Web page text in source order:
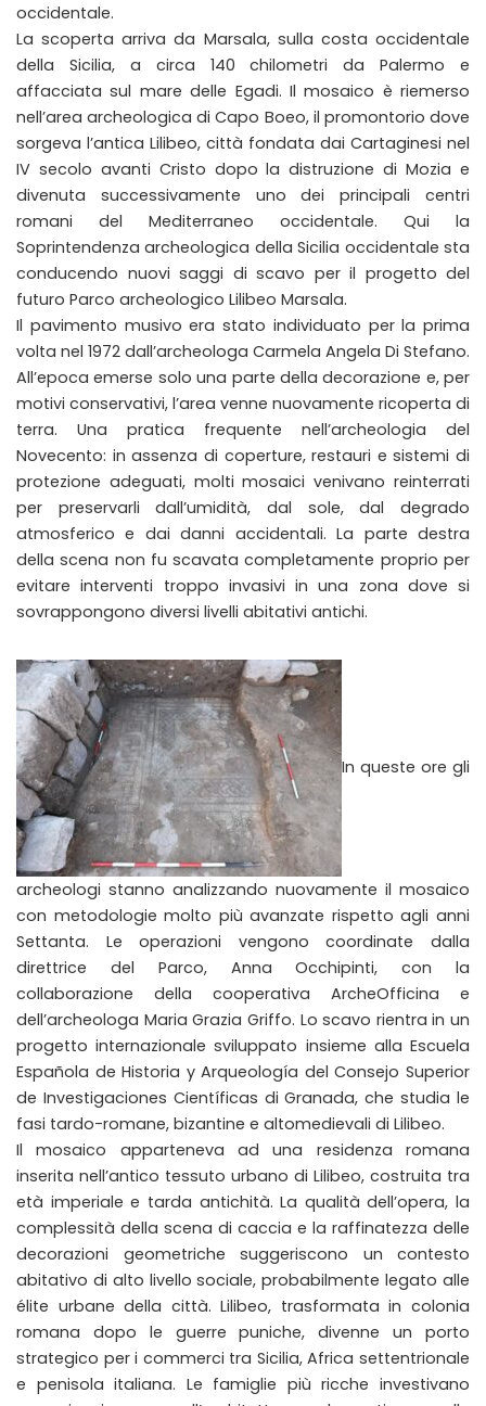
occidentale.
La scoperta arriva da Marsala, sulla costa occidentale
della Sicilia, a circa 140 chilometri da Palermo e
affacciata sul mare delle Egadi. Il mosaico è riemerso
nell’area archeologica di Capo Boeo, il promontorio dove
sorgeva l’antica Lilibeo, città fondata dai Cartaginesi nel
IV secolo avanti Cristo dopo la distruzione di Mozia e
divenuta successivamente uno dei principali centri
romani del Mediterraneo occidentale. Qui la
Soprintendenza archeologica della Sicilia occidentale sta
conducendo nuovi saggi di scavo per il progetto del
futuro Parco archeologico Lilibeo Marsala.
Il pavimento musivo era stato individuato per la prima
volta nel 1972 dall’archeologa Carmela Angela Di Stefano.
All’epoca emerse solo una parte della decorazione e, per
motivi conservativi, l’area venne nuovamente ricoperta di
terra. Una pratica frequente nell’archeologia del
Novecento: in assenza di coperture, restauri e sistemi di
protezione adeguati, molti mosaici venivano reinterrati
per preservarli dall’umidità, dal sole, dal degrado
atmosferico e dai danni accidentali. La parte destra
della scena non fu scavata completamente proprio per
evitare interventi troppo invasivi in una zona dove si
sovrappongono diversi livelli abitativi antichi.
In queste ore gli
archeologi stanno analizzando nuovamente il mosaico
con metodologie molto più avanzate rispetto agli anni
Settanta. Le operazioni vengono coordinate dalla
direttrice del Parco, Anna Occhipinti, con la
collaborazione della cooperativa ArcheOfficina e
dell’archeologa Maria Grazia Griffo. Lo scavo rientra in un
progetto internazionale sviluppato insieme alla Escuela
Española de Historia y Arqueología del Consejo Superior
de Investigaciones Científicas di Granada, che studia le
fasi tardo-romane, bizantine e altomedievali di Lilibeo.
Il mosaico apparteneva ad una residenza romana
inserita nell’antico tessuto urbano di Lilibeo, costruita tra
età imperiale e tarda antichità. La qualità dell’opera, la
complessità della scena di caccia e la raffinatezza delle
decorazioni geometriche suggeriscono un contesto
abitativo di alto livello sociale, probabilmente legato alle
élite urbane della città. Lilibeo, trasformata in colonia
romana dopo le guerre puniche, divenne un porto
strategico per i commerci tra Sicilia, Africa settentrionale
e penisola italiana. Le famiglie più ricche investivano